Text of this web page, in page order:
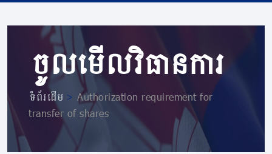
ចូលមើលវិធានការ
ទំព័រដើម> Authorization requirement for
transfer of shares